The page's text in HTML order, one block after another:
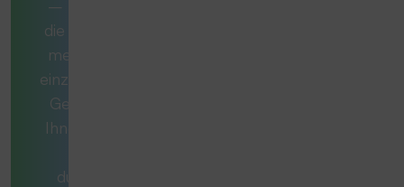
– manchmal ist
die ideale Lösung
mehr als nur ein
einzelnes Produkt.
Gemeinsam mit
Ihnen entwickeln
durchdachtes